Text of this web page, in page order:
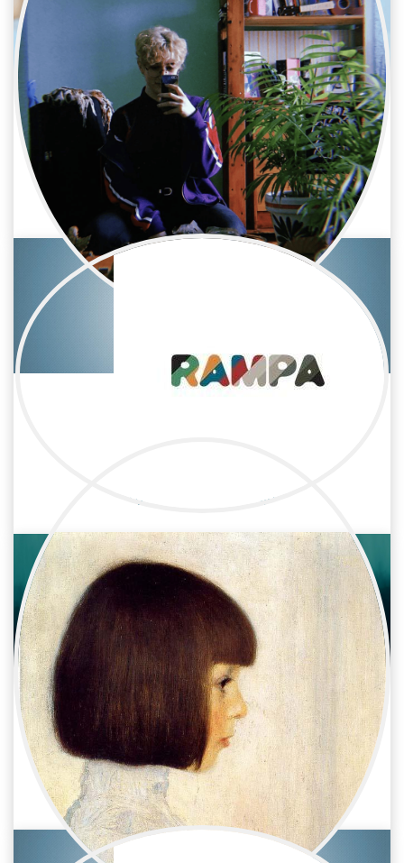
María Sargent
Televisión / Montaje
Montadora
Ayudante de montaje
Mireia Martínez
Televisión / Montaje
Montadora